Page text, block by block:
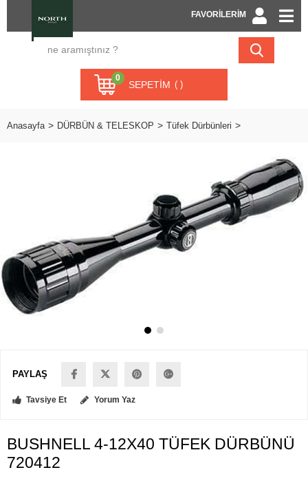
FAVORİLERİM
SEPETIM
0
Anasayfa DÜRBÜN & TELESKOP Tüfek Dürbünleri
PAYLAŞ
Tavsiye Et Yorum Yaz
BUSHNELL 4-12X40 TÜFEK DÜRBÜNÜ
720412